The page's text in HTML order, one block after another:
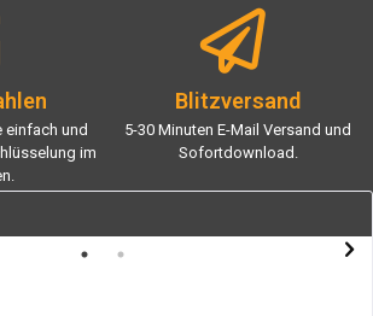
einfach und
im
Blitzversand
5-30 Minuten E-Mail Versand und
Sofortdownload.